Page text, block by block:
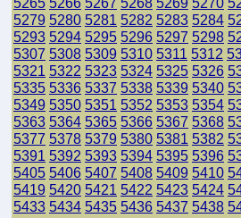
5279 5280 5281 5282 5283 5284
5293 5294 5295 5296 5297 5298
5307 5308 5309 5310 5311 5312
5321 5322 5323 5324 5325 5326
5335 5336 5337 5338 5339 5340
5349 5350 5351 5352 5353 5354
5363 5364 5365 5366 5367 5368
5377 5378 5379 5380 5381 5382
5391 5392 5393 5394 5395 5396
5405 5406 5407 5408 5409 5410
5419 5420 5421 5422 5423 5424
5433 5434 5435 5436 5437 5438